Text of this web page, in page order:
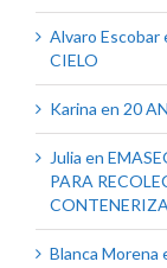
Alvaro Escobar
CIELO
Karina en 20
Julia en
PARA
Blanca Morena